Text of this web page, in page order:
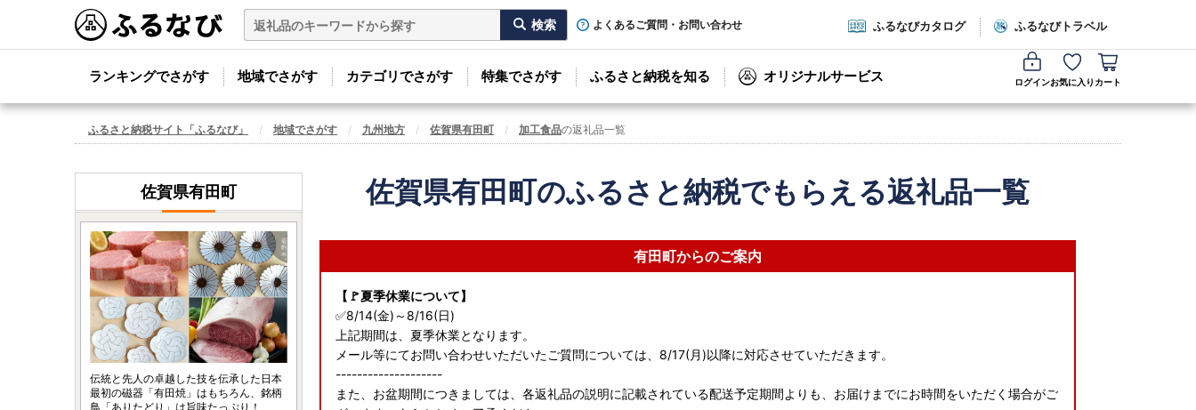
よくあるご質問・お問い合わせ ふるなびカタログ ふるなびトラベル
ランキングでさがす 地域でさがす カテゴリでさがす 特集でさがす ふるさと納税を知る オリジナルサービス ログインお気に入り カート
ふるさと納税サイト「ふるなび」 地域でさがす 九州地方 佐賀県有田町 加工食品の返礼品一覧
佐賀県有田町のふるさと納税でもらえる返礼品一覧
有田町からのご案内
【🚩夏季休業について】
✅8/14(金)～8/16(日)
上記期間は、夏季休業となります。
メール等にてお問い合わせいただいたご質問については、8/17(月)以降に対応させていただきます。
--------------------
また、お盆期間につきましては、各返礼品の説明に記載されている配送予定期間よりも、お届けまでにお時間をいただく場合がご
佐賀県有田町
伝統と先人の卓越した技を伝承した日本
最初の磁器「有田焼」はもちろん、銘柄
鳥「ありたどり」は旨味たっぷり！